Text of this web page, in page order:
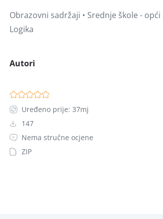
Obrazovni sadržaji • Srednje škole -
Logika
Autori
Uređeno prije: 37mj
147
Nema stručne ocjene
ZIP